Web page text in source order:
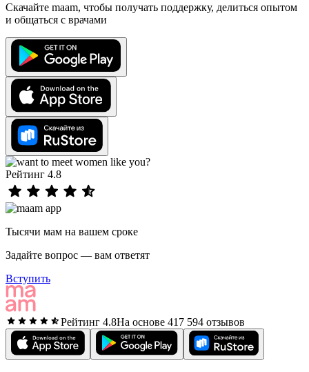
Скачайте maam, чтобы получать поддержку, делиться опытом
и общаться с врачами
Рейтинг 4.8
Тысячи мам на вашем сроке
Задайте вопрос — вам ответят
Вступить
Рейтинг 4.8На основе 417 594 отзывов